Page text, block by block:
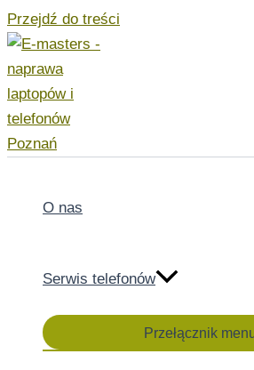
Przejdź do treści
O nas
Serwis telefonów
Przełącznik